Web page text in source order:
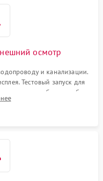
осмотр
и канализации.
Тестовый запуск для
или сбоев в работе
управления.